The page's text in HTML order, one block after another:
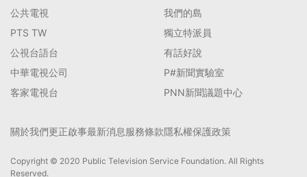
公共電視
PTS TW
公視台語台
中華電視公司
客家電視台
我們的島
獨立特派員
有話好說
P#新聞實驗室
PNN新聞議題中心
關於我們更正啟事最新消息服務條款隱私權保護政策
Copyright © 2020 Public Television Service Foundation. All Rights
Reserved.